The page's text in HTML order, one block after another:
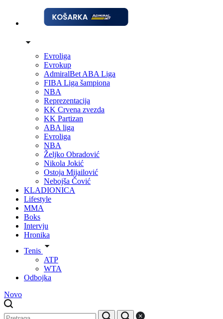
Evroliga
Evrokup
AdmiralBet ABA Liga
FIBA Liga šampiona
NBA
Reprezentacija
KK Crvena zvezda
KK Partizan
ABA liga
Evroliga
NBA
Željko Obradović
Nikola Jokić
Ostoja Mijailović
Nebojša Čović
KLADIONICA
Lifestyle
MMA
Boks
Intervju
Hronika
Tenis
ATP
WTA
Odbojka
Novo